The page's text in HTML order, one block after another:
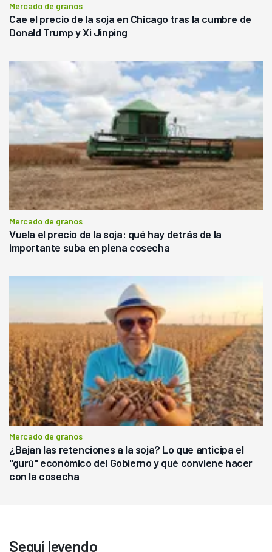
Mercado de granos
Cae el precio de la soja en Chicago tras la cumbre de
Donald Trump y Xi Jinping
Mercado de granos
Vuela el precio de la soja: qué hay detrás de la
importante suba en plena cosecha
Mercado de granos
¿Bajan las retenciones a la soja? Lo que anticipa el
"gurú" económico del Gobierno y qué conviene hacer
con la cosecha
Seguí leyendo